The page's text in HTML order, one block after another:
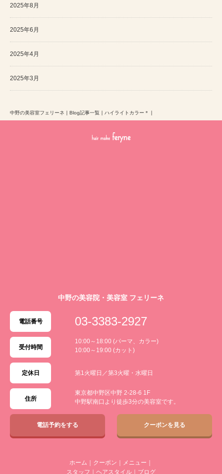
2025年8月
2025年6月
2025年4月
2025年3月
中野の美容室フェリーネ ｜ Blog記事一覧 ｜ ハイライトカラー＊ ｜
中野の美容院・美容室 フェリーネ
電話番号 03-3383-2927
受付時間
10:00～18:00 (パーマ、カラー)
10:00～19:00 (カット)
定休日 第1火曜日／第3火曜・水曜日
住所
東京都中野区中野 2-28-6 1F
中野駅南口より徒歩3分の美容室です。
電話予約をする クーポンを見る
ホーム ｜ クーポン ｜ メニュー ｜
スタッフ ｜ ヘアスタイル ｜ ブログ